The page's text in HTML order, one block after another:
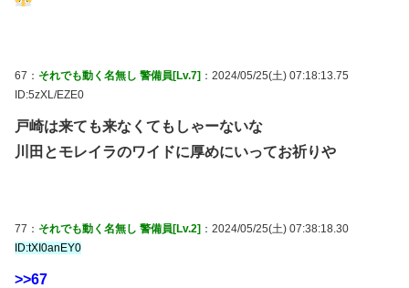
67： それでも動く名無し 警備員[Lv.7] ：2024/05/25(土) 07:18:13.75
ID:5zXL/EZE0
戸崎は来ても来なくてもしゃーないな
川田とモレイラのワイドに厚めにいってお祈りや
77： それでも動く名無し 警備員[Lv.2] ：2024/05/25(土) 07:38:18.30
ID:tXI0anEY0
>>67